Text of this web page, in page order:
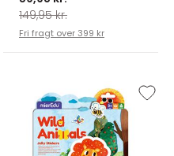
149,95 kr.
Fri fragt over 399 kr